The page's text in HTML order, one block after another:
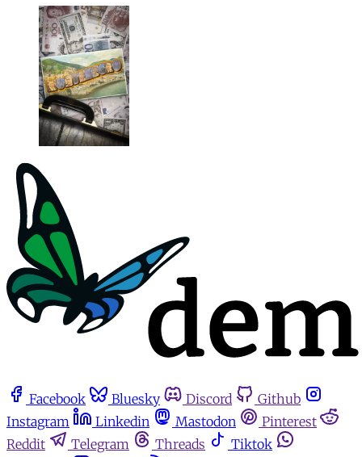
Facebook Bluesky Discord
Github
Instagram
Linkedin Mastodon
Pinterest
Reddit
Telegram Threads
Tiktok